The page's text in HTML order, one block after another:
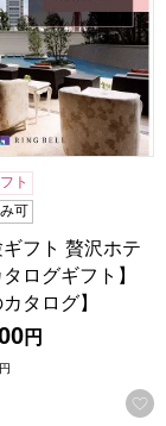
録する
ト
可
フト 贅沢ホテ
ログギフト】
タログ】
円